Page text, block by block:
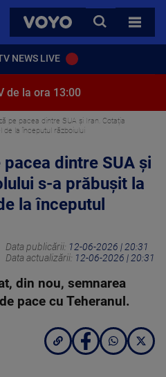
VOYO
CAUTA
TOATE
NEWS LIVE
de la ora 13:00
pe pacea dintre SUA și Iran. Cotația
de la începutul războiului
dintre SUA și
s-a prăbușit la
la începutul
Data publicării: 12-06-2026 | 20:31
Data actualizării: 12-06-2026 | 20:31
din nou, semnarea
pace cu Teheranul.